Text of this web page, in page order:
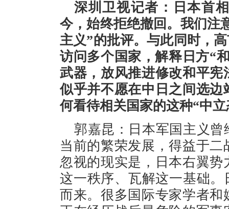
深圳卫视记者：日本首
今，始终拒绝撤回。我们注
主义”的批评。与此同时，
访问多个国家，解释日方“
武器，放风推进修改和平
似乎并不愿在中日之间选
何看待相关国家的这种“中
郭嘉昆：日本军国主义
当前的繁荣发展，得益于
忽视的现实是，日本右翼
这一秩序、瓦解这一基础。
而来。很多国际专家学者